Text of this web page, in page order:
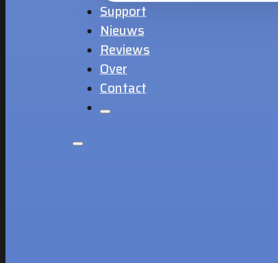
Support
Nieuws
Reviews
Over
Contact